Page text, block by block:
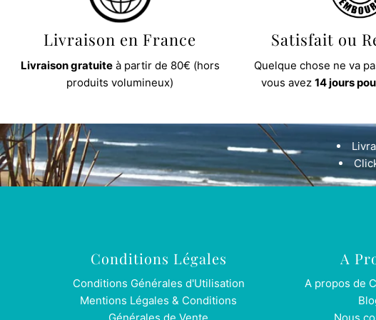
Livraison en France
Livraison gratuiteà partir de 80€ (hors
produits volumineux)
Satisfait ou
Quelque chose ne va
vous avez 14 jours
Conditions Légales
Conditions Générales d'Utilisation
Mentions Légales & Conditions
Générales de Vente
A
A propos de
Nous